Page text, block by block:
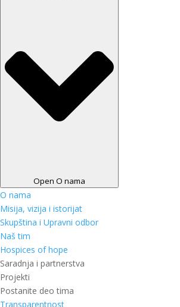
Open O nama
O nama
Misija, vizija i istorijat
Skupština i Upravni odbor
Naš tim
Hospices of hope
Saradnja i partnerstva
Projekti
Postanite deo tima
Transparentnost